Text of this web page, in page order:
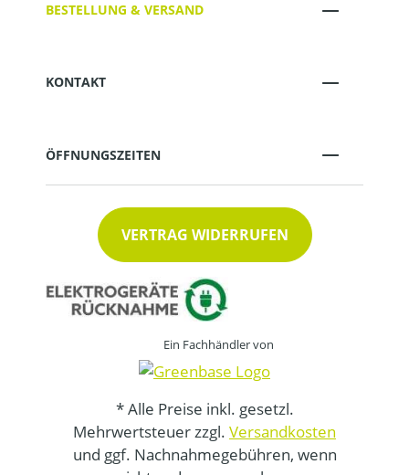
BESTELLUNG & VERSAND
KONTAKT
ÖFFNUNGSZEITEN
VERTRAG WIDERRUFEN
Ein Fachhändler von
* Alle Preise inkl. gesetzl.
Mehrwertsteuer zzgl. Versandkosten
und ggf. Nachnahmegebühren, wenn